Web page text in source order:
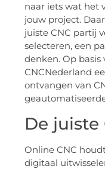
naar iets wat het
jouw project.
juiste CNC partij
selecteren, een
denken. Op
CNCNederland
ontvangen van
De juiste
Online CNC
digitaal